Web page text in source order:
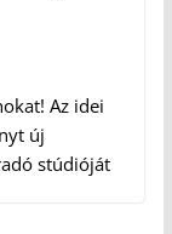
Az idei
új
stúdióját